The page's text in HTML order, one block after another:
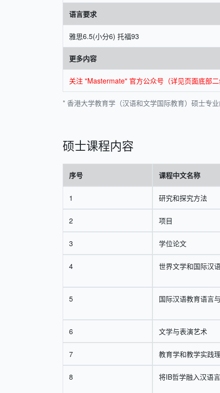
* 香港大学教育学（汉语和文学国际教育）硕士专
语言要求
雅思6.5(小分6) 托福93
更多内容
关注 "Mastermate" 官方公众号（详见页面底部
硕士课程内容
序号 课程中文名称
1 研究和探究方法
2 项目
3 学位论文
4 世界文学和国际汉
5 国际汉语教育语言
6 文学与表演艺术
7 教育学和教学实践
8 将IB哲学融入汉语